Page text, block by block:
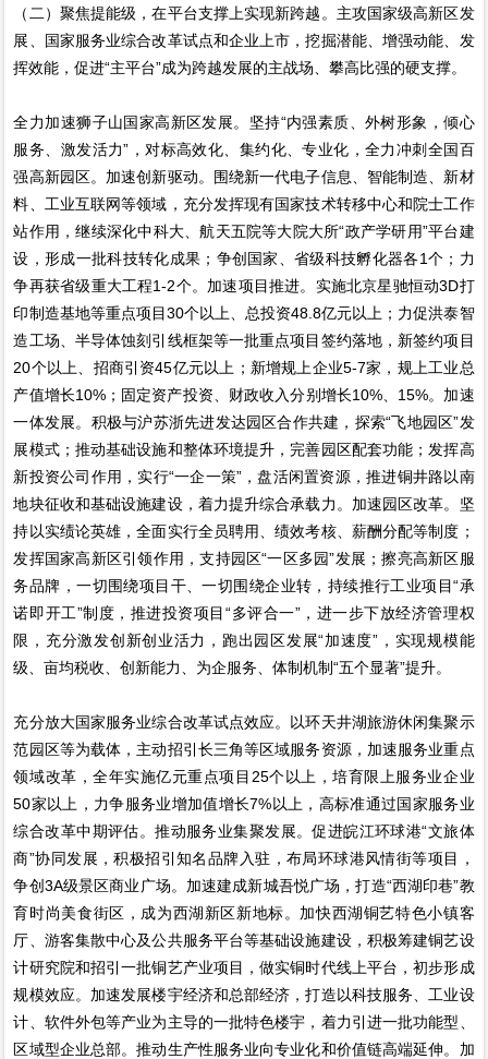
（二）聚焦提能级，在平台支撑上实现新跨越。主攻国家级高新区发
展、国家服务业综合改革试点和企业上市，挖掘潜能、增强动能、发
挥效能，促进“主平台”成为跨越发展的主战场、攀高比强的硬支撑。
全力加速狮子山国家高新区发展。坚持“内强素质、外树形象，倾心
服务、激发活力”，对标高效化、集约化、专业化，全力冲刺全国百
强高新园区。加速创新驱动。围绕新一代电子信息、智能制造、新材
料、工业互联网等领域，充分发挥现有国家技术转移中心和院士工作
站作用，继续深化中科大、航天五院等大院大所“政产学研用”平台建
设，形成一批科技转化成果；争创国家、省级科技孵化器各1个；力
争再获省级重大工程1-2个。加速项目推进。实施北京星驰恒动3D打
印制造基地等重点项目30个以上、总投资48.8亿元以上；力促洪泰智
造工场、半导体蚀刻引线框架等一批重点项目签约落地，新签约项目
20个以上、招商引资45亿元以上；新增规上企业5-7家，规上工业总
产值增长10%；固定资产投资、财政收入分别增长10%、15%。加速
一体发展。积极与沪苏浙先进发达园区合作共建，探索“飞地园区”发
展模式；推动基础设施和整体环境提升，完善园区配套功能；发挥高
新投资公司作用，实行“一企一策”，盘活闲置资源，推进铜井路以南
地块征收和基础设施建设，着力提升综合承载力。加速园区改革。坚
持以实绩论英雄，全面实行全员聘用、绩效考核、薪酬分配等制度；
发挥国家高新区引领作用，支持园区“一区多园”发展；擦亮高新区服
务品牌，一切围绕项目干、一切围绕企业转，持续推行工业项目“承
诺即开工”制度，推进投资项目“多评合一”，进一步下放经济管理权
限，充分激发创新创业活力，跑出园区发展“加速度”，实现规模能
级、亩均税收、创新能力、为企服务、体制机制“五个显著”提升。
充分放大国家服务业综合改革试点效应。以环天井湖旅游休闲集聚示
范园区等为载体，主动招引长三角等区域服务资源，加速服务业重点
领域改革，全年实施亿元重点项目25个以上，培育限上服务业企业
50家以上，力争服务业增加值增长7%以上，高标准通过国家服务业
综合改革中期评估。推动服务业集聚发展。促进皖江环球港“文旅体
商”协同发展，积极招引知名品牌入驻，布局环球港风情街等项目，
争创3A级景区商业广场。加速建成新城吾悦广场，打造“西湖印巷”教
育时尚美食街区，成为西湖新区新地标。加快西湖铜艺特色小镇客
厅、游客集散中心及公共服务平台等基础设施建设，积极筹建铜艺设
计研究院和招引一批铜艺产业项目，做实铜时代线上平台，初步形成
规模效应。加速发展楼宇经济和总部经济，打造以科技服务、工业设
计、软件外包等产业为主导的一批特色楼宇，着力引进一批功能型、
区域型企业总部。推动生产性服务业向专业化和价值链高端延伸。加